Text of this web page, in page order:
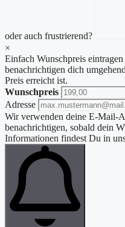
oder auch frustrierend?
×
Einfach Wunschpreis
benachrichtigen dich
Preis erreicht ist.
Wunschpreis
Adresse
Wir verwenden deine E-Mail-
benachrichtigen, sobald dein
Informationen findest Du in